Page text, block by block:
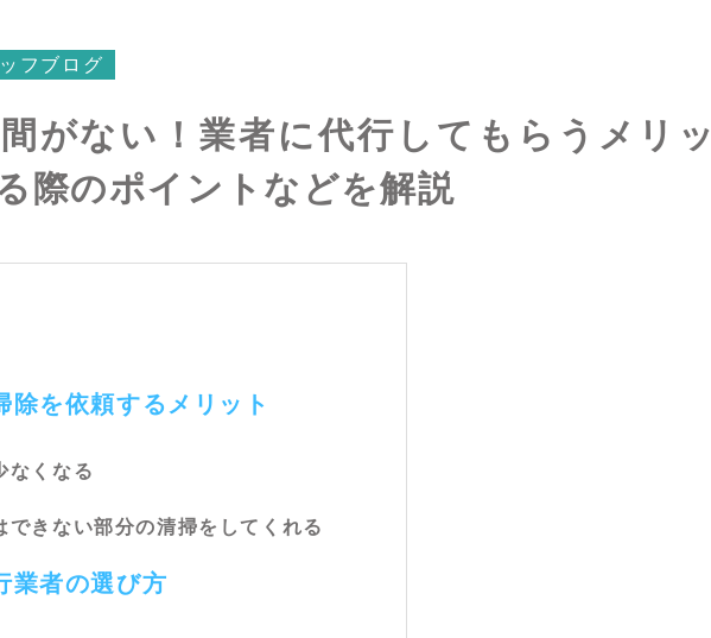
フブログ
がない！業者に代行してもらうメリッ
際のポイントなどを解説
除を依頼するメリット
なくなる
できない部分の清掃をしてくれる
業者の選び方